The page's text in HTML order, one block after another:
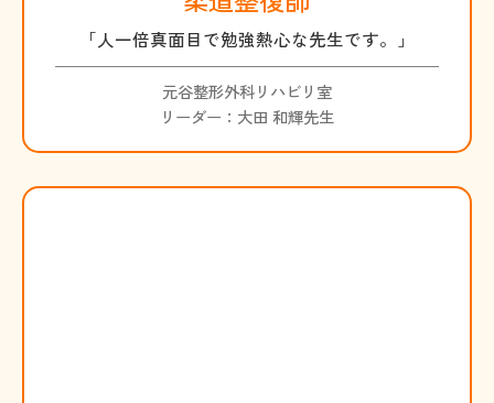
「人一倍真面目で勉強熱心な先生です。」
元谷整形外科リハビリ室
リーダー：大田 和輝先生